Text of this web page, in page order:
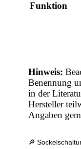
Funktion
Hinweis:
Benennung
in der
Hersteller
Angaben
🔎